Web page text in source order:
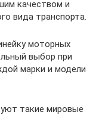
качеством и
вида транспорта.
моторных
выбор при
марки и модели
такие мировые